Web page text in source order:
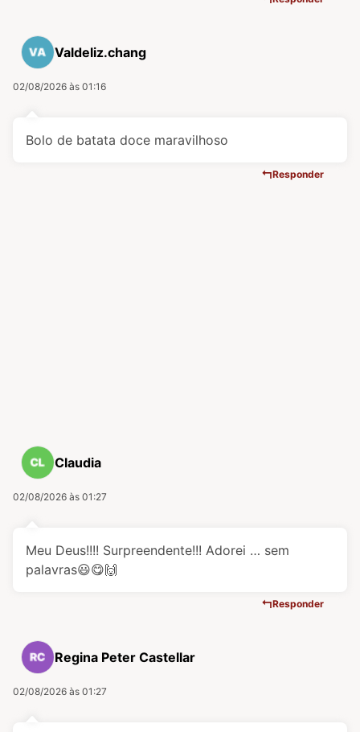
Valdeliz.chang
02/08/2026 às 01:16
Bolo de batata doce maravilhoso
Responder
Claudia
02/08/2026 às 01:27
Meu Deus!!!! Surpreendente!!! Adorei … sem
palavras😃😋🙌
Responder
Regina Peter Castellar
02/08/2026 às 01:27